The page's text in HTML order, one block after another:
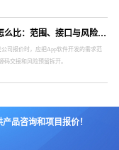
软件开发app制作公司报价怎么比：范围、接口与风险要分开
司报价时，应把App软件开发的需求范
码交接和风险预留拆开。
品咨询和项目报价！